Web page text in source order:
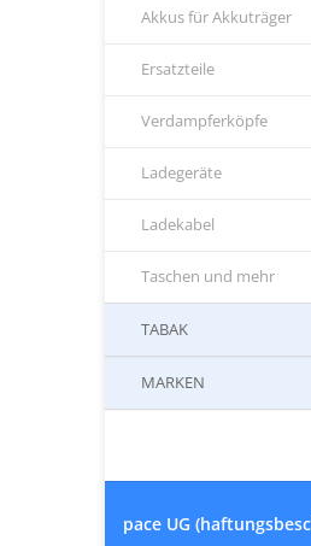
Akkus für Akkuträger
Ersatzteile
Verdampferköpfe
Ladegeräte
Ladekabel
Taschen und mehr
TABAK
MARKEN
pace UG